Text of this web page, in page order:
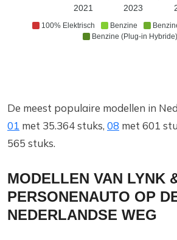
100% Elektrisch Benzine
Benzine (Plug-in Hybride)
2021
2023
De meest populaire modellen in
01 met 35.364 stuks, 08 met 601
565 stuks.
MODELLEN VAN LYNK
PERSONENAUTO OP
NEDERLANDSE WEG